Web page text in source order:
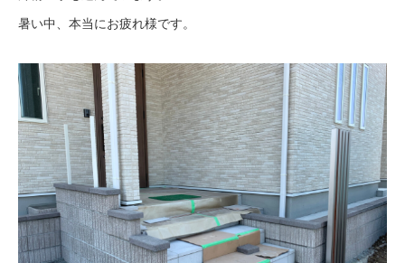
暑い中、本当にお疲れ様です。